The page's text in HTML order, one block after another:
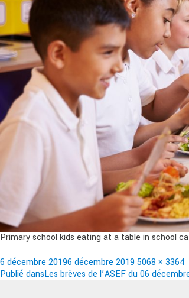
Primary school kids eating at a table in school
Publié
le
6 décembre 20196 décembre 2019Taille
réelle
5068 × 3364
Navigation
Publié dansLes brèves de l’ASEF du 06